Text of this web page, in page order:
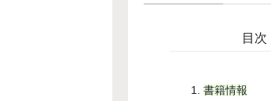
目次
書籍情報